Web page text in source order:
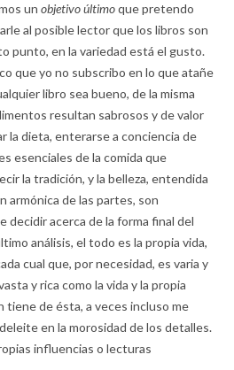
un objetivo últimoque pretendo
al posible lector que los libros son
punto, en la variedad está el gusto.
que yo no subscribo en lo que atañe
libro sea bueno, de la misma
resultan sabrosos y de valor
la dieta, enterarse a conciencia de
esenciales de la comida que
la tradición, y la belleza, entendida
armónica de las partes, son
decidir acerca de la forma final del
análisis, el todo es la propia vida,
cual que, por necesidad, es varia y
y rica como la vida y la propia
tiene de ésta, a veces incluso me
en la morosidad de los detalles.
influencias o lecturas